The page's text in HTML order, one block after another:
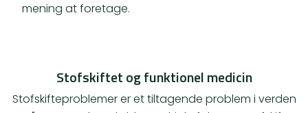
mening at foretage.
Stofskiftet og funktionel medicin
Stofskifteproblemer er et tiltagende problem i verden